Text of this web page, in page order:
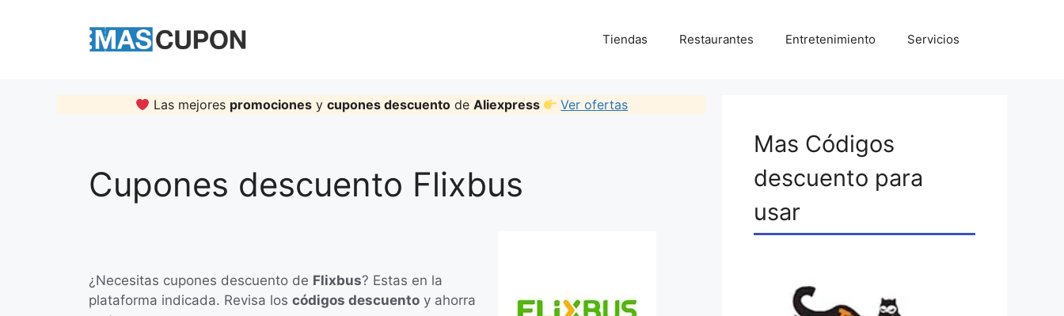
Tiendas Restaurantes Entretenimiento Servicios
Las mejores promociones y cupones descuento de Aliexpress Ver ofertas
Cupones descuento Flixbus
¿Necesitas cupones descuento de Flixbus? Estas en la
plataforma indicada. Revisa loscódigos descuento y ahorra
Mas Códigos
descuento para
usar